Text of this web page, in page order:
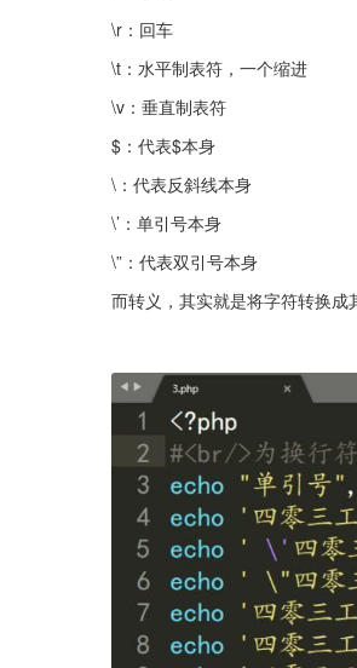
\r：回车
\t：水平制表符，一个缩进
\v：垂直制表符
$：代表$本身
\：代表反斜线本身
\’：单引号本身
\”：代表双引号本身
而转义，其实就是将字符转换成